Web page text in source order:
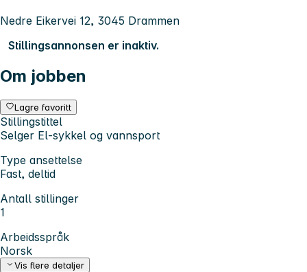
Nedre Eikervei 12, 3045 Drammen
Stillingsannonsen er inaktiv.
Om jobben
Lagre favoritt
Stillingstittel
Selger El-sykkel og vannsport
Type ansettelse
Fast, deltid
Antall stillinger
1
Arbeidsspråk
Norsk
Vis flere detaljer